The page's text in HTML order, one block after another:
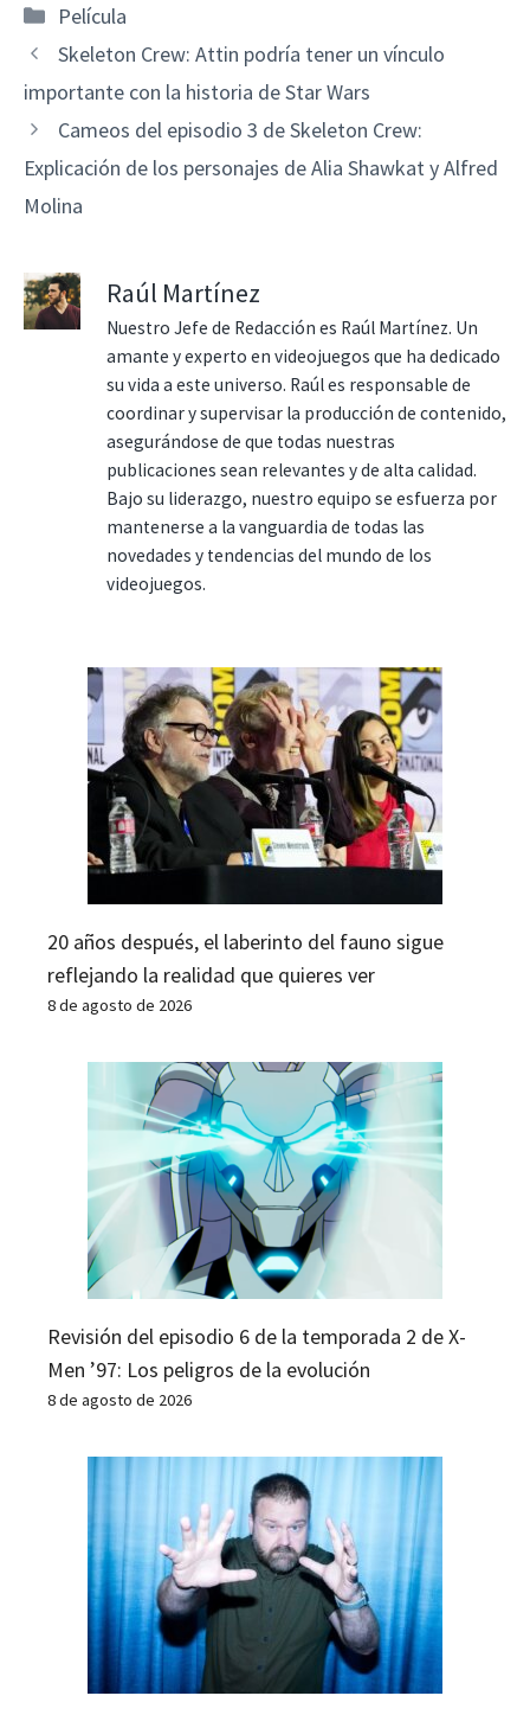
Categorías
Película
Skeleton Crew: Attin podría tener un vínculo
importante con la historia de Star Wars
Cameos del episodio 3 de Skeleton Crew:
Explicación de los personajes de Alia Shawkat y Alfred
Molina
Raúl Martínez
Nuestro Jefe de Redacción es Raúl Martínez. Un
amante y experto en videojuegos que ha dedicado
su vida a este universo. Raúl es responsable de
coordinar y supervisar la producción de contenido,
asegurándose de que todas nuestras
publicaciones sean relevantes y de alta calidad.
Bajo su liderazgo, nuestro equipo se esfuerza por
mantenerse a la vanguardia de todas las
novedades y tendencias del mundo de los
videojuegos.
20 años después, el laberinto del fauno sigue
reflejando la realidad que quieres ver
8 de agosto de 2026
Revisión del episodio 6 de la temporada 2 de X-
Men ’97: Los peligros de la evolución
8 de agosto de 2026